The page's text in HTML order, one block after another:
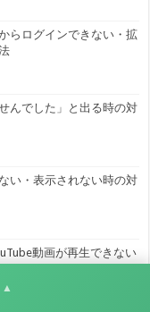
らログインできない・拡
んでした」と出る時の対
い・表示されない時の対
動画が再生できない
▲